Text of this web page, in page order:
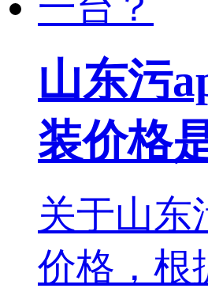
山东污
装价格
关于山东
价格